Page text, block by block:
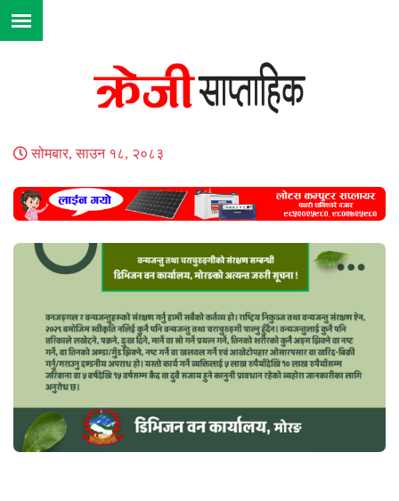
सोमबार, साउन १८, २०८३